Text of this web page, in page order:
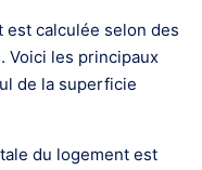
est calculée selon des
Voici les principaux
de la superficie
du logement est